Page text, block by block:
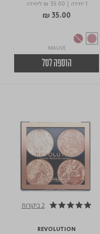
1 יחידה ₪ 35.00 ליחידה
₪ 35.00
MAUVE
הוספה לסל
5.0 star rating 2 ביקורות
REVOLUTION